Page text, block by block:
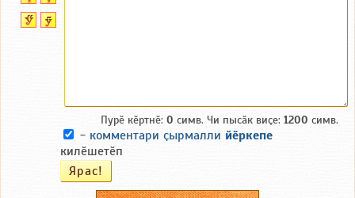
Пурӗ кӗртнӗ: 0 симв. Чи пысӑк виҫе: 1200 симв.
- комментари ҫырмалли йӗркепе
килӗшетӗп